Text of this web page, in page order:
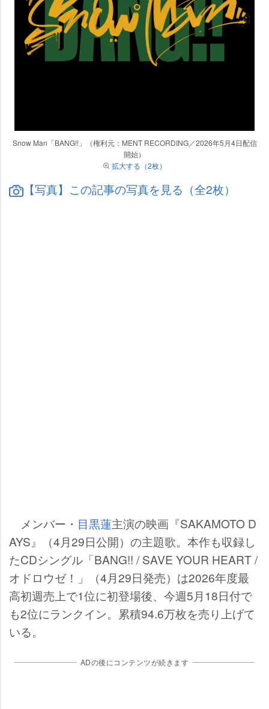
Snow Man「BANG!!」（権利元：MENT RECORDING／2026年5月4日配信
開始）
拡大する（2枚）
【写真】この記事の写真を見る（全2枚）
メンバー・ 目黒蓮主演の映画『SAKAMOTO D
AYS』（4月29日公開）の主題歌。本作も収録し
たCDシングル「BANG!! / SAVE YOUR HEART /
オドロウゼ！」（4月29日発売）は2026年度最
高初週売上で1位に初登場後、今週5月18日付で
も2位にランクイン。累積94.6万枚を売り上げて
いる。
ADの後にコンテンツが続きます